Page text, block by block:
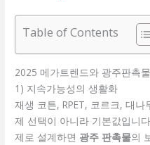
Table of Contents
2025 메가트렌드와 광주판촉
1) 지속가능성의 생활화
재생 코튼, RPET, 코르크, 대나
제 선택이 아니라 기본값입니
제로 설계하면 광주 판촉물의